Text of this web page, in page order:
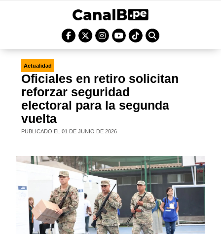
Actualidad
Oficiales en retiro solicitan
reforzar seguridad
electoral para la segunda
vuelta
PUBLICADO EL 01 DE JUNIO DE 2026